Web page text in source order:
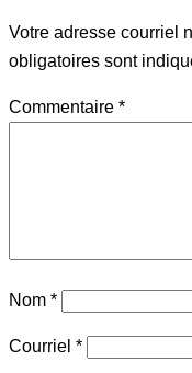
Votre adresse courriel
obligatoires sont
Commentaire *
Nom *
Courriel *